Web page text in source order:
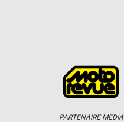
PARTENAIRE MEDIA